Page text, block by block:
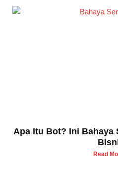
Apa Itu Bot? Ini Bahaya
Read